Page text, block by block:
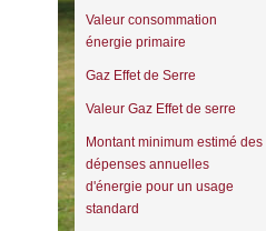
Valeur consommation
énergie primaire
Gaz Effet de Serre
Valeur Gaz Effet de serre
Montant minimum estimé des
dépenses annuelles
d'énergie pour un usage
standard